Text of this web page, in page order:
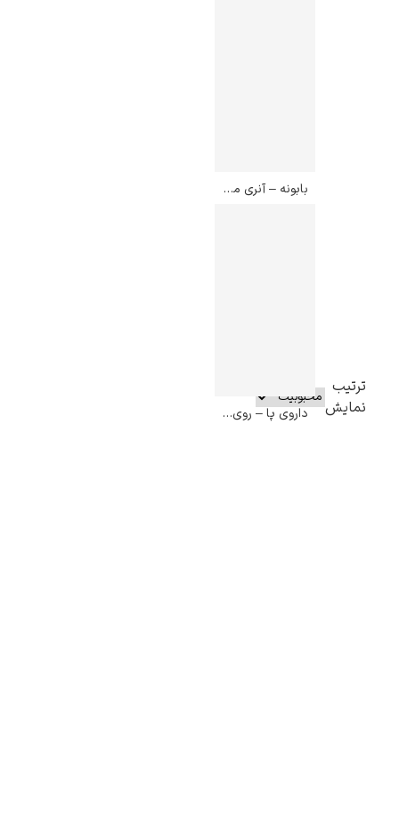
ترتیب
نمایش
بابونه – آنری ماتیس
داروی پا – روی لیکتنستاین